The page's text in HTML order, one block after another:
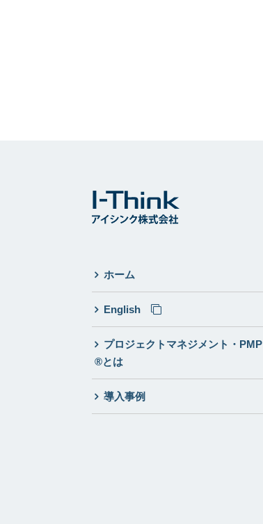
ホーム
English
プロジェクトマネジメント・PMP
®とは
導入事例